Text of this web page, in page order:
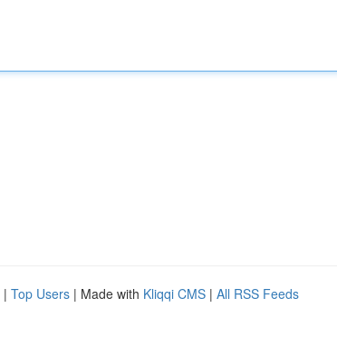
| Top Users | Made with Kliqqi CMS | All RSS Feeds